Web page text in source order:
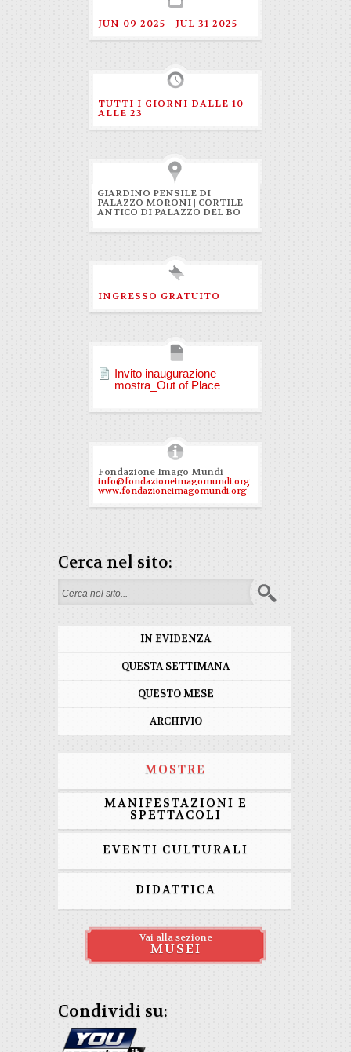
JUN 09 2025 - JUL 31 2025
TUTTI I GIORNI DALLE 10
ALLE 23
GIARDINO PENSILE DI
PALAZZO MORONI | CORTILE
ANTICO DI PALAZZO DEL BO
INGRESSO GRATUITO
Invito inaugurazione
mostra_Out of Place
Fondazione Imago Mundi
info@fondazioneimagomundi.org
www.fondazioneimagomundi.org
Cerca nel sito:
Search form
IN EVIDENZA
QUESTA SETTIMANA
QUESTO MESE
ARCHIVIO
MOSTRE
MANIFESTAZIONI E
SPETTACOLI
EVENTI CULTURALI
DIDATTICA
Vai alla sezione
MUSEI
Condividi su: